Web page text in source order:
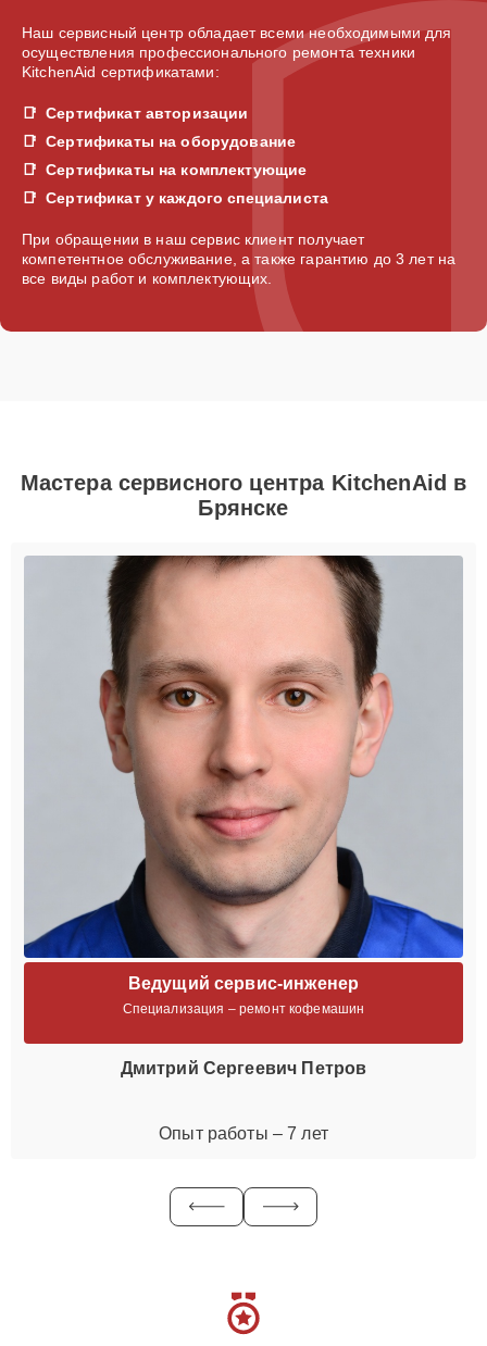
Наш сервисный центр обладает всеми необходимыми для
осуществления профессионального ремонта техники
KitchenAid сертификатами:
Сертификат авторизации
Сертификаты на оборудование
Сертификаты на комплектующие
Сертификат у каждого специалиста
При обращении в наш сервис клиент получает
компетентное обслуживание, а также гарантию до 3 лет на
все виды работ и комплектующих.
Мастера сервисного центра KitchenAid в
Брянске
Ведущий сервис-инженер
Специализация – ремонт кофемашин
Дмитрий Сергеевич Петров
Опыт работы – 7 лет